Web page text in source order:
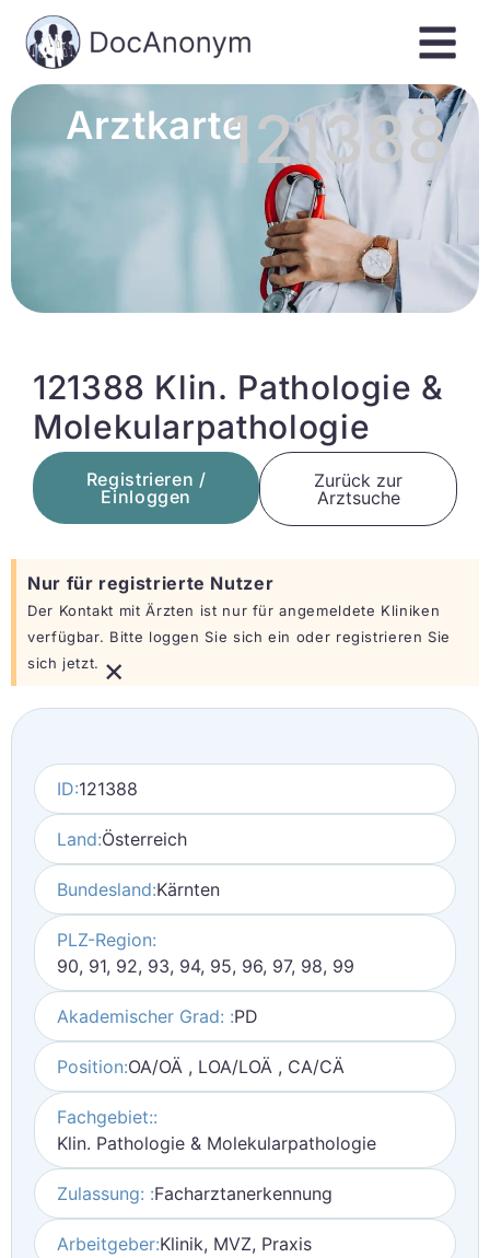
Arztkarte121388
121388 Klin. Pathologie &
Molekularpathologie
Registrieren /
Einloggen
Zurück zur
Arztsuche
Nur für registrierte Nutzer
Der Kontakt mit Ärzten ist nur für angemeldete Kliniken
verfügbar. Bitte loggen Sie sich ein oder registrieren Sie
sich jetzt. ×
ID:121388
Land:Österreich
Bundesland:Kärnten
PLZ-Region:
90, 91, 92, 93, 94, 95, 96, 97, 98, 99
Akademischer Grad: :PD
Position:OA/OÄ , LOA/LOÄ , CA/CÄ
Fachgebiet::
Klin. Pathologie & Molekularpathologie
Zulassung: :Facharztanerkennung
Arbeitgeber:Klinik, MVZ, Praxis